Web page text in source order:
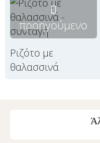
προηγούμενο
Ριζότο με
θαλασσινά